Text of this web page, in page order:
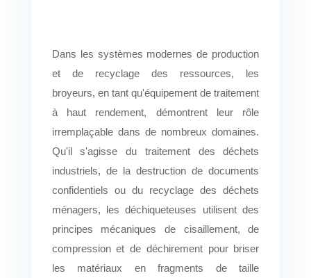
Dans les systèmes modernes de production
et de recyclage des ressources, les
broyeurs, en tant qu'équipement de traitement
à haut rendement, démontrent leur rôle
irremplaçable dans de nombreux domaines.
Qu'il s'agisse du traitement des déchets
industriels, de la destruction de documents
confidentiels ou du recyclage des déchets
ménagers, les déchiqueteuses utilisent des
principes mécaniques de cisaillement, de
compression et de déchirement pour briser
les matériaux en fragments de taille